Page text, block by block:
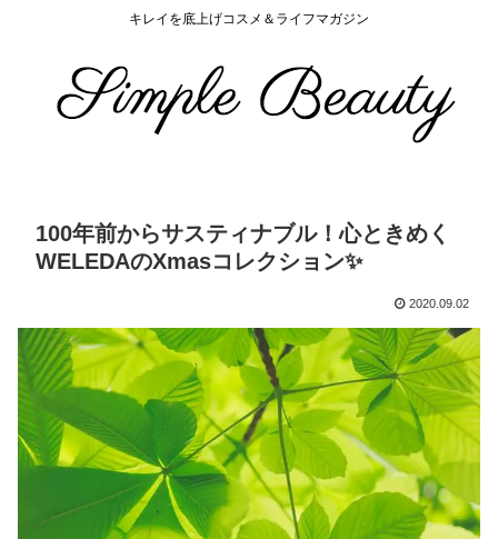
キレイを底上げコスメ＆ライフマガジン
100年前からサスティナブル！心ときめく
WELEDAのXmasコレクション✨
2020.09.02